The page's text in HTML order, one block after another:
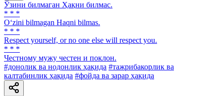
Ўзини билмаган Ҳақни билмас.
* * *
O‘zini bilmagan Haqni bilmas.
* * *
Respect yourself, or no one else will respect you.
* * *
Честному мужу честен и поклон.
#донолик ва нодонлик ҳақида #тажрибакорлик ва
калтабинлик ҳақида #фойда ва зарар ҳақида